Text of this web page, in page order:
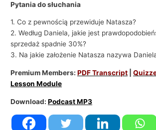
Pytania do słuchania
1. Co z pewnością przewiduje Natasza?
2. Według Daniela, jakie jest
sprzedaż spadnie 30%?
3. Na jakie założenie Natasza nazywa
Premium Members:PDF Transcript |
Lesson Module
Download:Podcast MP3